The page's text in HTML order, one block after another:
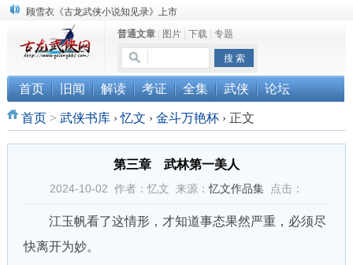
顾雪衣《古龙武侠小说知见录》上市
“武侠书库”查缺补漏活动圆满结束
《古龙小说原貌探究》修订版已上市
普通文章| 图片| 下载| 专题
首页 旧闻 解读 考证 全集 武侠 论坛
首页> 武侠书库 › 忆文 › 金斗万艳杯 ›正文
第三章 武林第一美人
2024-10-02 作者：忆文 来源：忆文作品集点击：
江玉帆看了这情形，才知道事态果然严重，必须尽
快离开为妙。